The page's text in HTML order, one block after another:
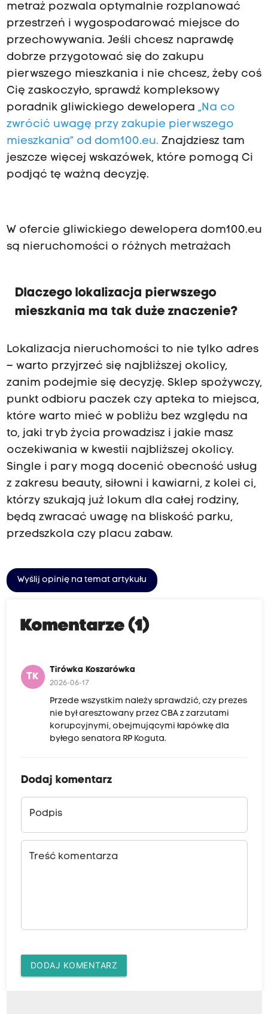
metraż pozwala optymalnie rozplanować
przestrzeń i wygospodarować miejsce do
przechowywania. Jeśli chcesz naprawdę
dobrze przygotować się do zakupu
pierwszego mieszkania i nie chcesz, żeby coś
Cię zaskoczyło, sprawdź kompleksowy
poradnik gliwickiego dewelopera „Na co
zwrócić uwagę przy zakupie pierwszego
mieszkania” od dom100.eu. Znajdziesz tam
jeszcze więcej wskazówek, które pomogą Ci
podjąć tę ważną decyzję.
W ofercie gliwickiego dewelopera dom100.eu
są nieruchomości o różnych metrażach
Dlaczego lokalizacja pierwszego
mieszkania ma tak duże znaczenie?
Lokalizacja nieruchomości to nie tylko adres
– warto przyjrzeć się najbliższej okolicy,
zanim podejmie się decyzję. Sklep spożywczy,
punkt odbioru paczek czy apteka to miejsca,
które warto mieć w pobliżu bez względu na
to, jaki tryb życia prowadzisz i jakie masz
oczekiwania w kwestii najbliższej okolicy.
Single i pary mogą docenić obecność usług
z zakresu beauty, siłowni i kawiarni, z kolei ci,
którzy szukają już lokum dla całej rodziny,
będą zwracać uwagę na bliskość parku,
przedszkola czy placu zabaw.
Wyślij opinię na temat artykułu
Komentarze (1)
TK
Tirówka Koszarówka
2026-06-17
Przede wszystkim należy sprawdzić, czy prezes
nie był aresztowany przez CBA z zarzutami
korupcyjnymi, obejmującymi łapówkę dla
byłego senatora RP Koguta.
Dodaj komentarz
Podpis
Treść komentarza
DODAJ KOMENTARZ